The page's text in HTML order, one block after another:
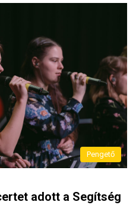
Pengető
adott a Segítség